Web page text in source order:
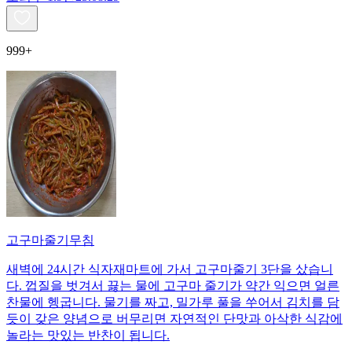
999+
고구마줄기무침
새벽에 24시간 식자재마트에 가서 고구마줄기 3단을 샀습니
다. 껍질을 벗겨서 끓는 물에 고구마 줄기가 약간 익으면 얼른
찬물에 헹굽니다. 물기를 짜고, 밀가루 풀을 쑤어서 김치를 담
듯이 갖은 양념으로 버무리면 자연적인 단맛과 아삭한 식감에
놀라는 맛있는 반찬이 됩니다.